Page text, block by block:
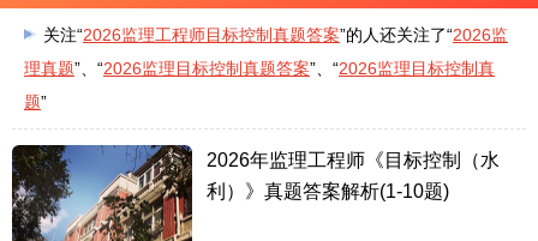
关注“2026监理工程师目标控制真题答案”的人还关注了“2026监
理真题”、“2026监理目标控制真题答案”、“2026监理目标控制真
题”
2026年监理工程师《目标控制（水
利）》真题答案解析(1-10题)